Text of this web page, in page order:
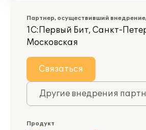
Партнер, осуществивший
1С:Первый Бит, Санкт-
Московская
Связаться
Другие внедрения
Продукт